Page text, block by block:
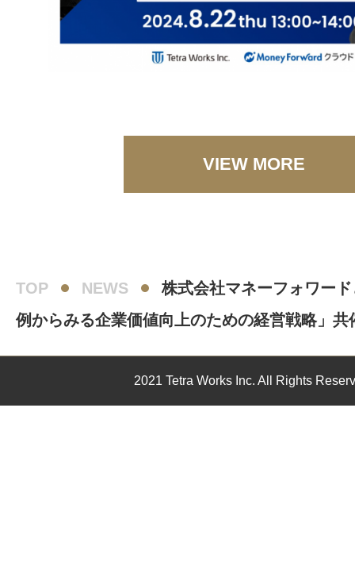
VIEW MORE
TOP NEWS
株式会社マネーフォワー
例からみる企業価値向上のための経営戦略」共
2021 Tetra Works Inc. All Rights